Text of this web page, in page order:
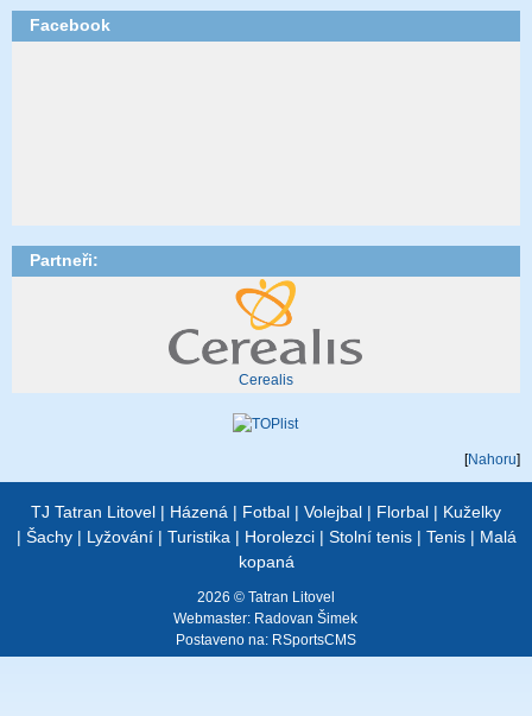
Facebook
Partneři:
Cerealis
[Nahoru]
TJ Tatran Litovel | Házená | Fotbal | Volejbal | Florbal | Kuželky
| Šachy| Lyžování| Turistika | Horolezci| Stolní tenis| Tenis| Malá
kopaná
2026 © Tatran Litovel
Webmaster: Radovan Šimek
Postaveno na: RSportsCMS